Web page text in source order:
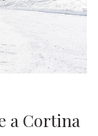
a Cortina